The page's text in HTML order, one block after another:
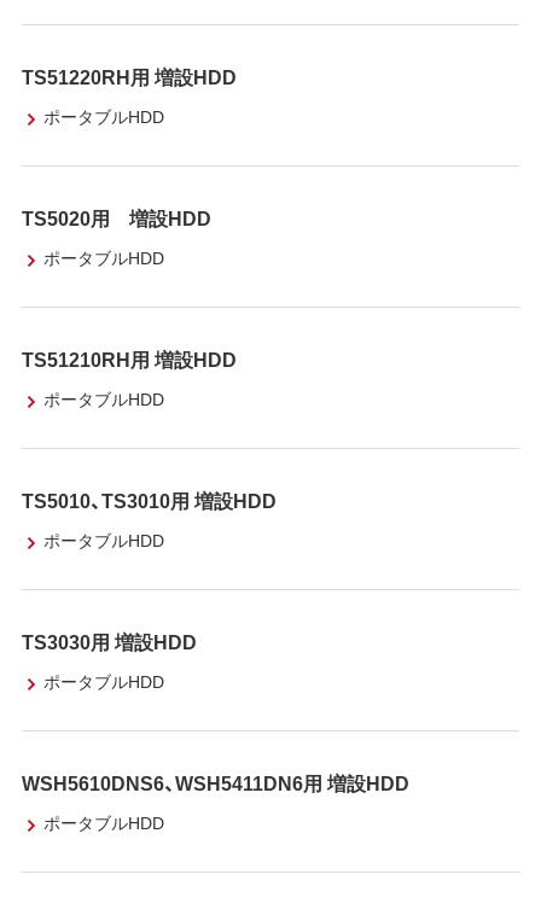
TS51220RH用 増設HDD
ポータブルHDD
TS5020用 増設HDD
ポータブルHDD
TS51210RH用 増設HDD
ポータブルHDD
TS5010、TS3010用 増設HDD
ポータブルHDD
TS3030用 増設HDD
ポータブルHDD
WSH5610DNS6、WSH5411DN6用 増設HDD
ポータブルHDD